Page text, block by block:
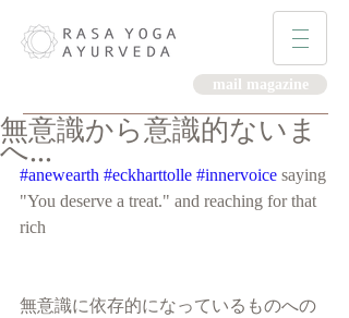
mail magazine
無意識から意識的ないま
へ...
#anewearth #eckharttolle #innervoice saying
"You deserve a treat." and reaching for that
rich
無意識に依存的になっているものへの